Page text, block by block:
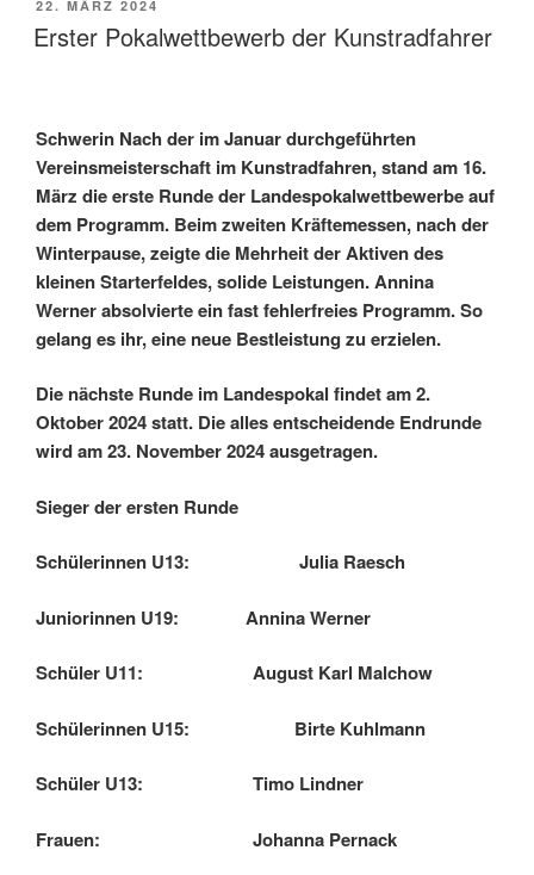
VERÖFFENTLICHT
AM
22. MÄRZ 2024
Erster Pokalwettbewerb der Kunstradfahrer
Schwerin Nach der im Januar durchgeführten
Vereinsmeisterschaft im Kunstradfahren, stand am 16.
März die erste Runde der Landespokalwettbewerbe auf
dem Programm. Beim zweiten Kräftemessen, nach der
Winterpause, zeigte die Mehrheit der Aktiven des
kleinen Starterfeldes, solide Leistungen. Annina
Werner absolvierte ein fast fehlerfreies Programm. So
gelang es ihr, eine neue Bestleistung zu erzielen.
Die nächste Runde im Landespokal findet am 2.
Oktober 2024 statt. Die alles entscheidende Endrunde
wird am 23. November 2024 ausgetragen.
Sieger der ersten Runde
Schülerinnen U13: Julia Raesch
Juniorinnen U19: Annina Werner
Schüler U11: August Karl Malchow
Schülerinnen U15: Birte Kuhlmann
Schüler U13: Timo Lindner
Frauen: Johanna Pernack